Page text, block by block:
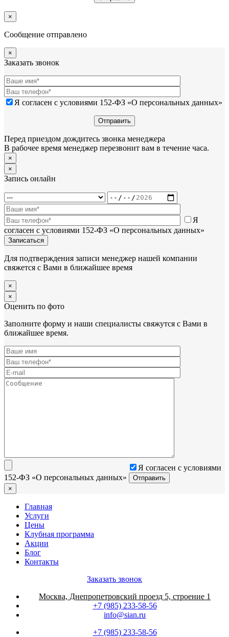
×
Сообщение отправлено
×
Заказать звонок
Я согласен с условиями 152-ФЗ «О персональных данных»
Перед приездом дождитесь звонка менеджера
В рабочее время менеджер перезвонит вам в течение часа.
×
×
Запись онлайн
Я
согласен с условиями 152-ФЗ «О персональных данных»
Для подтверждения записи менеджер нашей компании
свяжется с Вами в ближайшее время
×
×
Оценить по фото
Заполните форму и наши специалисты свяжутся с Вами в
ближайшее время.
Я согласен с условиями
152-ФЗ «О персональных данных»
×
Главная
Услуги
Цены
Клубная программа
Акции
Блог
Контакты
Заказать звонок
Москва, Днепропетровский проезд 5, строение 1
+7 (985) 233-58-56
info@sian.ru
+7 (985) 233-58-56